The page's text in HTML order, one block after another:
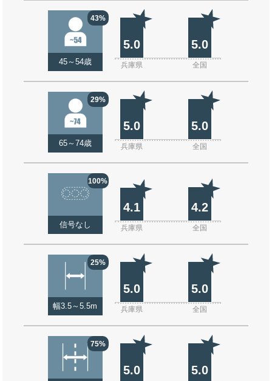
43%
45～54歳
5.0 5.0
兵庫県 全国
29%
65～74歳
5.0 5.0
兵庫県 全国
100%
信号なし
4.1 4.2
兵庫県 全国
25%
幅3.5～5.5m
5.0 5.0
兵庫県 全国
75%
5.0 5.0